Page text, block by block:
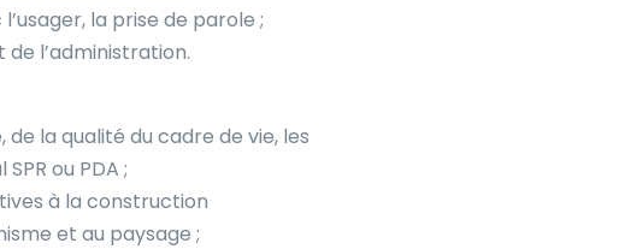
la prise de parole ;
l’administration.
la qualité du cadre de vie, les
ou PDA ;
à la construction
et au paysage ;